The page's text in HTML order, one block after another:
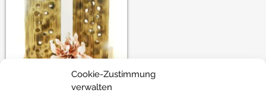
Cookie-Zustimmung
verwalten